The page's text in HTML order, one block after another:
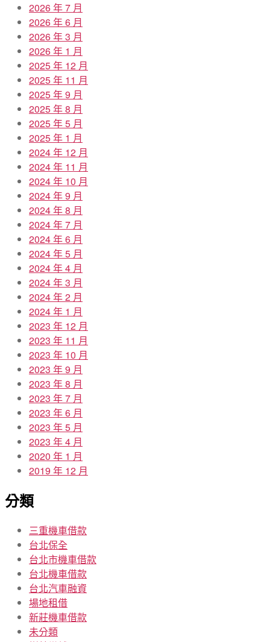
2026 年 7 月
2026 年 6 月
2026 年 3 月
2026 年 1 月
2025 年 12 月
2025 年 11 月
2025 年 9 月
2025 年 8 月
2025 年 5 月
2025 年 1 月
2024 年 12 月
2024 年 11 月
2024 年 10 月
2024 年 9 月
2024 年 8 月
2024 年 7 月
2024 年 6 月
2024 年 5 月
2024 年 4 月
2024 年 3 月
2024 年 2 月
2024 年 1 月
2023 年 12 月
2023 年 11 月
2023 年 10 月
2023 年 9 月
2023 年 8 月
2023 年 7 月
2023 年 6 月
2023 年 5 月
2023 年 4 月
2020 年 1 月
2019 年 12 月
分類
三重機車借款
台北保全
台北市機車借款
台北機車借款
台北汽車融資
場地租借
新莊機車借款
未分類